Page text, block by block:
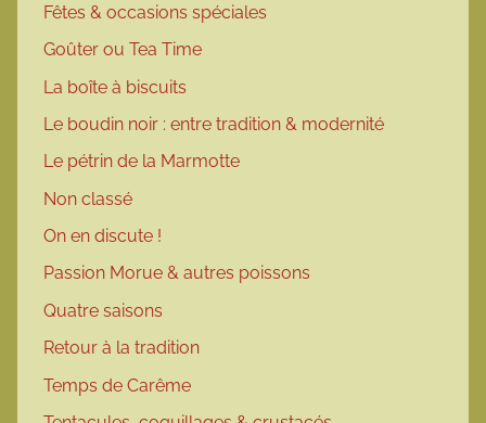
Fêtes & occasions spéciales
Goûter ou Tea Time
La boîte à biscuits
Le boudin noir : entre tradition & modernité
Le pétrin de la Marmotte
Non classé
On en discute !
Passion Morue & autres poissons
Quatre saisons
Retour à la tradition
Temps de Carême